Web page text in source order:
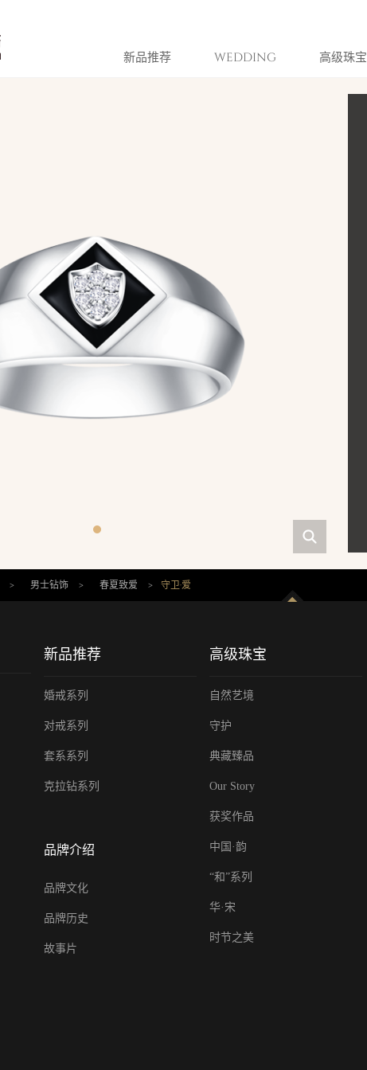
新品推荐 WEDDING 高级珠宝
> 男士钻饰 > 春夏致爱 > 守卫·爱
新品推荐
婚戒系列
对戒系列
套系系列
克拉钻系列
品牌介绍
品牌文化
品牌历史
故事片
高级珠宝
自然艺境
守护
典藏臻品
Our Story
获奖作品
中国·韵
“和”系列
华·宋
时节之美